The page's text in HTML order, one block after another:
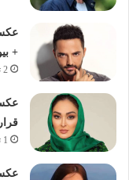
+
2 تیر 1405
1 تیر 1405